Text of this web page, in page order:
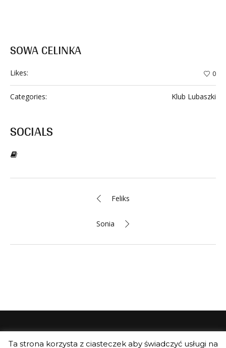
SOWA CELINKA
Likes: 0
Categories: Klub Lubaszki
SOCIALS
Feliks
Sonia
Ta strona korzysta z ciasteczek aby świadczyć usługi na